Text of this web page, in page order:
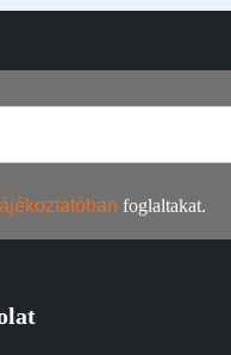
foglaltakat.